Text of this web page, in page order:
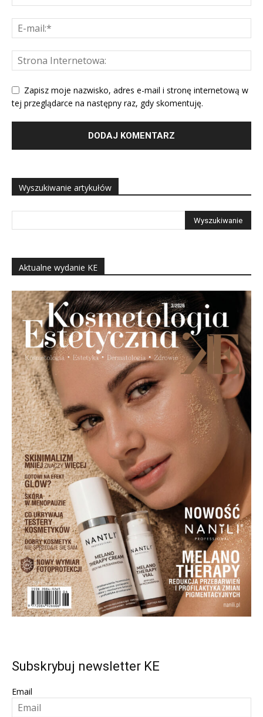
Zapisz moje nazwisko, adres e-mail i stronę internetową w
tej przeglądarce na następny raz, gdy skomentuję.
Wyszukiwanie artykułów
Aktualne wydanie KE
Subskrybuj newsletter KE
Email